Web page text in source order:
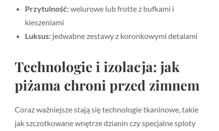
Przytulność:welurowe lub frotte z bufkami i
kieszeniami
Luksus: jedwabne zestawy z koronkowymi detalami
Technologie i izolacja: jak
piżama chroni przed zimnem
Coraz ważniejsze stają się technologie tkaninowe, takie
jak szczotkowane wnętrze dzianin czy specjalne sploty